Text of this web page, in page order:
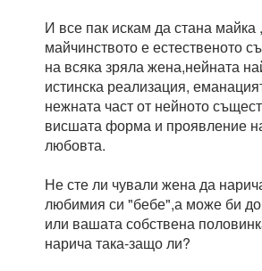
И все пак искам да стана майка
майчинството е естественото
на всяка зряла жена,нейната
истинска реализация,
нежната част от нейното
висшата форма и проявление
любовта.
Не сте ли чували жена да
любимия си "бебе",а може би
или вашата собствена
нарича така-защо ли?